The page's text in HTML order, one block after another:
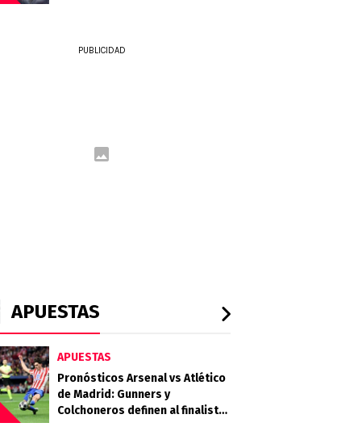
PUBLICIDAD
APUESTAS
APUESTAS
Pronósticos Arsenal vs Atlético
de Madrid: Gunners y
Colchoneros definen al finalista